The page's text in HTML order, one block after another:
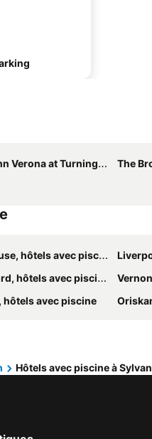
at Turning Stone
The
hôtels avec piscine
hôtels avec piscine
hôtels avec piscine
Hôtels avec piscine à